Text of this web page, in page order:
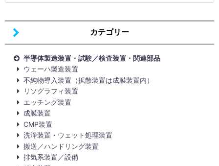
カテゴリー
半導体製造装置・試験／検査装置・関連部品
ウェーハ製造装置
不純物導入装置（拡散装置は成膜装置内）
リソグラフィ装置
エッチング装置
成膜装置
CMP装置
洗浄装置・ウェット処理装置
搬送／ハンドリング装置
排気系装置／設備